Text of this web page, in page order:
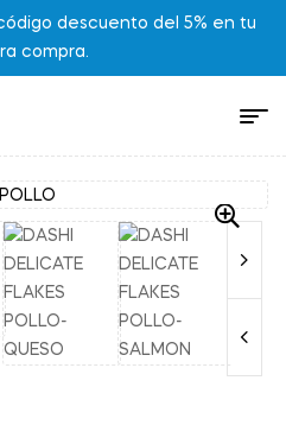
descuento del 5% en tu
compra.